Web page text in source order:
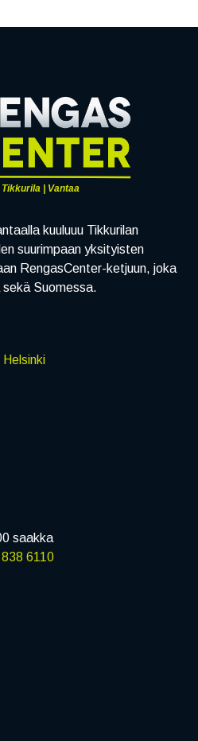
| Vantaa
kuuluuu Tikkurilan
suurimpaan yksityisten
RengasCenter-ketjuun, joka
Suomessa.
saakka
6110